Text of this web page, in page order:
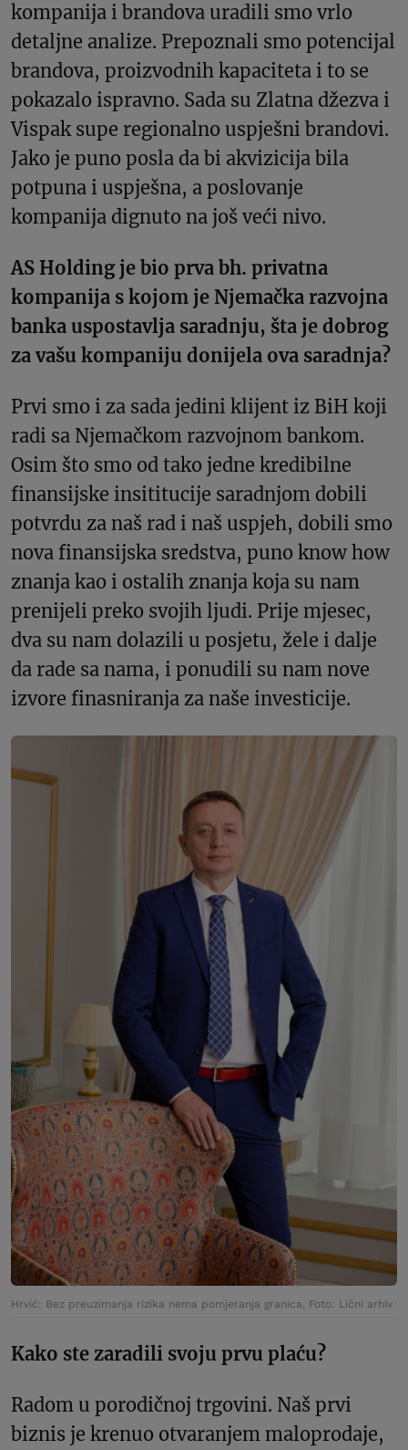
kompanija i brandova uradili smo vrlo
detaljne analize. Prepoznali smo potencijal
brandova, proizvodnih kapaciteta i to se
pokazalo ispravno. Sada su Zlatna džezva i
Vispak supe regionalno uspješni brandovi.
Jako je puno posla da bi akvizicija bila
potpuna i uspješna, a poslovanje
kompanija dignuto na još veći nivo.
AS Holding je bio prva bh. privatna
kompanija s kojom je Njemačka razvojna
banka uspostavlja saradnju, šta je dobrog
za vašu kompaniju donijela ova saradnja?
Prvi smo i za sada jedini klijent iz BiH koji
radi sa Njemačkom razvojnom bankom.
Osim što smo od tako jedne kredibilne
finansijske insititucije saradnjom dobili
potvrdu za naš rad i naš uspjeh, dobili smo
nova finansijska sredstva, puno know how
znanja kao i ostalih znanja koja su nam
prenijeli preko svojih ljudi. Prije mjesec,
dva su nam dolazili u posjetu, žele i dalje
da rade sa nama, i ponudili su nam nove
izvore finasniranja za naše investicije.
Hrvić: Bez preuzimanja rizika nema pomjeranja granica, Foto: Lični arhiv
Kako ste zaradili svoju prvu plaću?
Radom u porodičnoj trgovini. Naš prvi
biznis je krenuo otvaranjem maloprodaje,